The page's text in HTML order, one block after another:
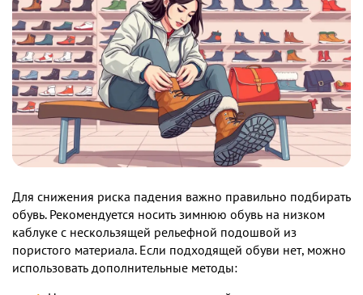
Для снижения риска падения важно правильно подбирать
обувь. Рекомендуется носить зимнюю обувь на низком
каблуке с нескользящей рельефной подошвой из
пористого материала. Если подходящей обуви нет, можно
использовать дополнительные методы: